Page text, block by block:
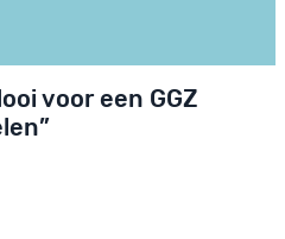
voor een GGZ